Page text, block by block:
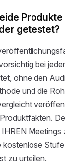
getestet?
bei
ohne den
und die
Meetings
kostenlose
zu urteilen.